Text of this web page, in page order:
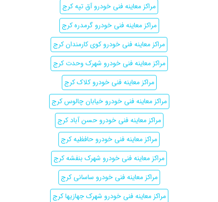
مراکز معاینه فنی خودرو آق تپه کرج
مراکز معاینه فنی خودرو گرمدره کرج
مراکز معاینه فنی خودرو کوی کارمندان کرج
مراکز معاینه فنی خودرو شهرک وحدت کرج
مراکز معاینه فنی خودرو کلاک کرج
مراکز معاینه فنی خودرو خیابان چالوس کرج
مراکز معاینه فنی خودرو حسن آباد کرج
مراکز معاینه فنی خودرو حافظیه کرج
مراکز معاینه فنی خودرو شهرک بنفشه کرج
مراکز معاینه فنی خودرو ساسانی کرج
مراکز معاینه فنی خودرو شهرک جهازیها کرج